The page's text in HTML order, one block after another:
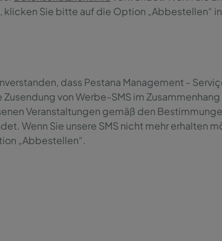
Sie bitte auf die Option „Abbestellen“
dass Pestana Management -
von Werbe-SMS im
Veranstaltungen gemäß den
Wenn Sie unsere SMS nicht mehr erhalten
„Abbestellen“.